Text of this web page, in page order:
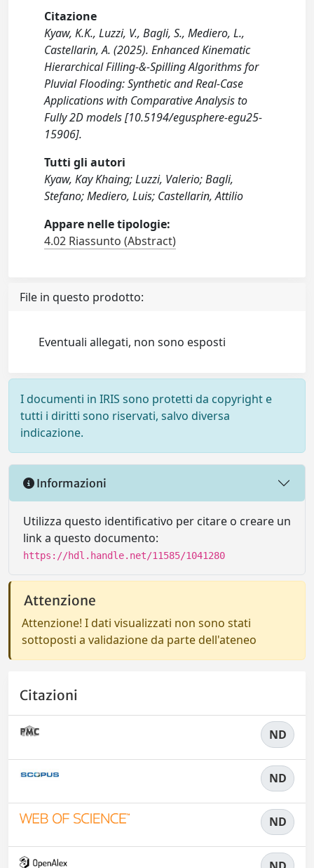
Citazione
Kyaw, K.K., Luzzi, V., Bagli, S., Mediero, L.,
Castellarin, A. (2025). Enhanced Kinematic
Hierarchical Filling-&-Spilling Algorithms for
Pluvial Flooding: Synthetic and Real-Case
Applications with Comparative Analysis to
Fully 2D models [10.5194/egusphere-egu25-
15906].
Tutti gli autori
Kyaw, Kay Khaing; Luzzi, Valerio; Bagli,
Stefano; Mediero, Luis; Castellarin, Attilio
Appare nelle tipologie:
4.02 Riassunto (Abstract)
File in questo prodotto:
Eventuali allegati, non sono esposti
I documenti in IRIS sono protetti da copyright e
tutti i diritti sono riservati, salvo diversa
indicazione.
Informazioni
Utilizza questo identificativo per citare o creare un
link a questo documento:
https://hdl.handle.net/11585/1041280
Attenzione
Attenzione! I dati visualizzati non sono stati
sottoposti a validazione da parte dell'ateneo
Citazioni
ND
ND
ND